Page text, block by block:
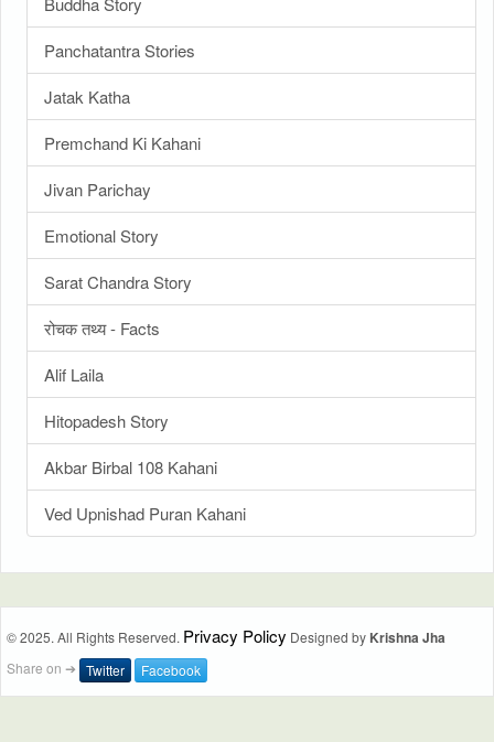
Panchatantra Stories
Jatak Katha
Premchand Ki Kahani
Jivan Parichay
Emotional Story
Sarat Chandra Story
रोचक तथ्य - Facts
Alif Laila
Hitopadesh Story
Akbar Birbal 108 Kahani
Ved Upnishad Puran Kahani
© 2025. All Rights Reserved. Privacy Policy Designed by Krishna Jha
Share on ➔ Twitter Facebook